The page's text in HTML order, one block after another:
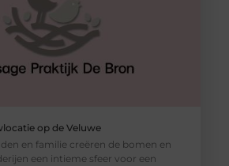
op de Veluwe
en familie creëren de bomen en
een intieme sfeer voor een